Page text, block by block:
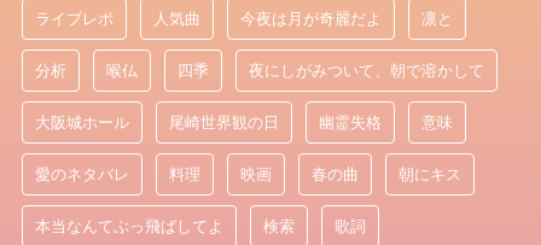
ライブレポ 人気曲 今夜は月が奇麗だよ 凛と
分析 喉仏 四季 夜にしがみついて、朝で溶かして
大阪城ホール 尾崎世界観の日 幽霊失格 意味
愛のネタバレ 料理 映画 春の曲 朝にキス
本当なんてぶっ飛ばしてよ 検索 歌詞